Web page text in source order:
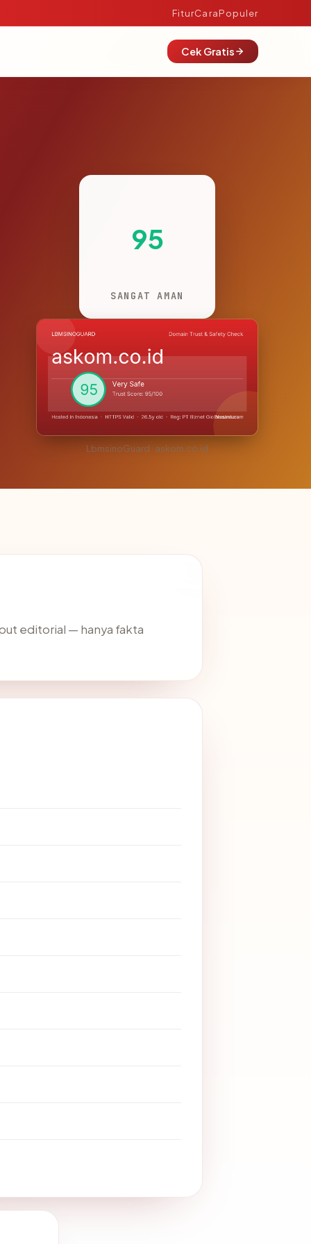
FiturCaraPopuler
Cek Gratis
95
SANGAT AMAN
LbmsinoGuard · askom.co.id
editorial — hanya fakta